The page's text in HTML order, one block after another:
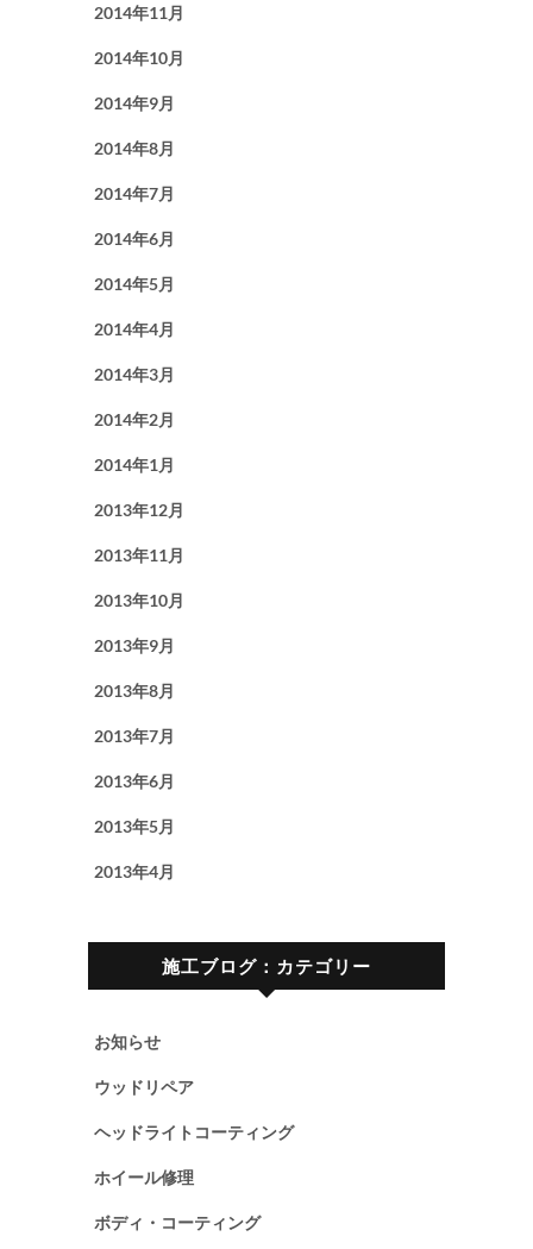
2014年11月
2014年10月
2014年9月
2014年8月
2014年7月
2014年6月
2014年5月
2014年4月
2014年3月
2014年2月
2014年1月
2013年12月
2013年11月
2013年10月
2013年9月
2013年8月
2013年7月
2013年6月
2013年5月
2013年4月
施工ブログ：カテゴリー
お知らせ
ウッドリペア
ヘッドライトコーティング
ホイール修理
ボディ・コーティング